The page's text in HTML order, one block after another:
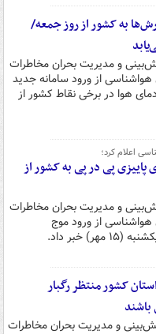
به کشور از روز جمعه/
و مدیریت بحران مخاطرات
از ورود سامانه جدید
هوا در برخی نقاط کشور از
اعلام کرد؛
پی در پی به کشور از
و مدیریت بحران مخاطرات
از ورود موج
خبر داد.
هشدار سیلاب؛ ۴ استان کشور منتظر رگبار
باشند
و مدیریت بحران مخاطرات